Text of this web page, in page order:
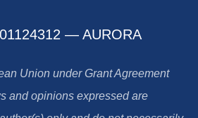
— AURORA
Union under Grant Agreement
and opinions expressed are